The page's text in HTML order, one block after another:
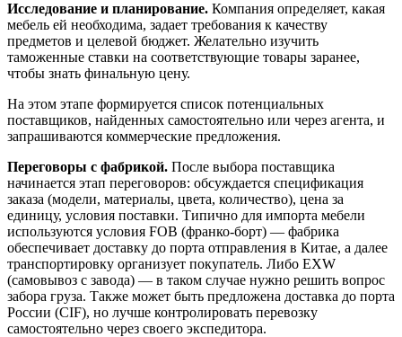
Исследование и планирование. Компания определяет, какая
мебель ей необходима, задает требования к качеству
предметов и целевой бюджет. Желательно изучить
таможенные ставки на соответствующие товары заранее,
чтобы знать финальную цену.
На этом этапе формируется список потенциальных
поставщиков, найденных самостоятельно или через агента, и
запрашиваются коммерческие предложения.
Переговоры с фабрикой. После выбора поставщика
начинается этап переговоров: обсуждается спецификация
заказа (модели, материалы, цвета, количество), цена за
единицу, условия поставки. Типично для импорта мебели
используются условия FOB (франко-борт) — фабрика
обеспечивает доставку до порта отправления в Китае, а далее
транспортировку организует покупатель. Либо EXW
(самовывоз с завода) — в таком случае нужно решить вопрос
забора груза. Также может быть предложена доставка до порта
России (CIF), но лучше контролировать перевозку
самостоятельно через своего экспедитора.